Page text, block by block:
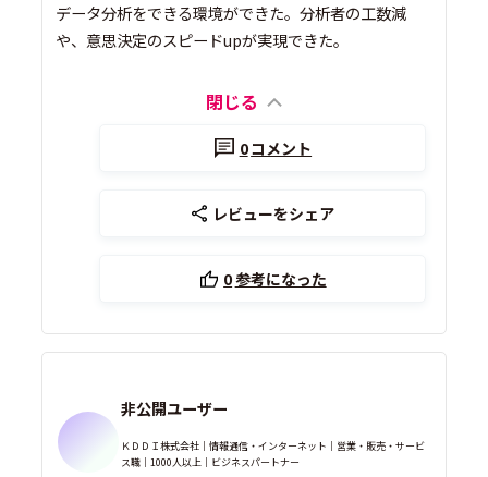
データ分析をできる環境ができた。分析者の工数減
や、意思決定のスピードupが実現できた。
閉じる
0コメント
レビューをシェア
0参考になった
非公開ユーザー
ＫＤＤＩ株式会社｜情報通信・インターネット｜営業・販売・サービ
ス職｜1000人以上｜ビジネスパートナー